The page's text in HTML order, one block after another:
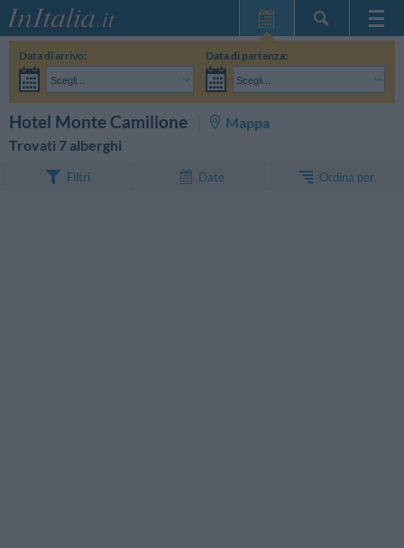
Home Page
Le mie Prenotazioni
InItalia Club
Data di arrivo:
Scegli...
Data di partenza:
Scegli...
Hotel Monte Camillone
Mappa
Trovati 7 alberghi
Filtri Date Ordina per